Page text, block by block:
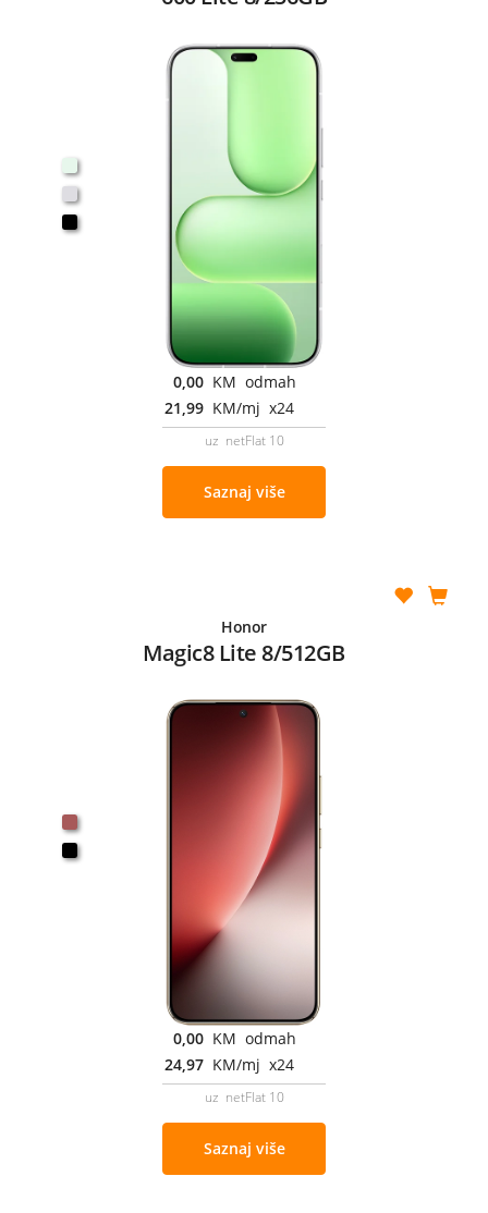
0,00 KM odmah
21,99 KM/mj x24
uz netFlat 10
Saznaj više
Honor
Magic8 Lite 8/512GB
0,00 KM odmah
24,97 KM/mj x24
uz netFlat 10
Saznaj više